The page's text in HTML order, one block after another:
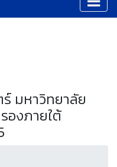
มหาวิทยาลัย
องภายใต้